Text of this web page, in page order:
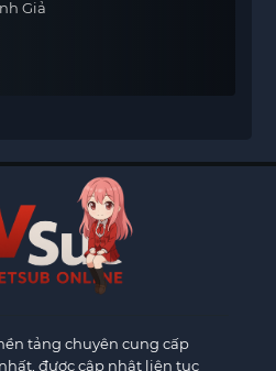
Giả
tảng chuyên cung cấp
được cập nhật liên tục